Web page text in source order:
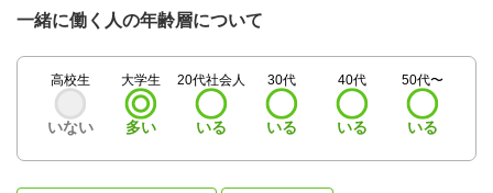
一緒に働く人の年齢層について
高校生
いない
大学生
多い
20代社会人
いる
30代
いる
40代
いる
50代〜
いる